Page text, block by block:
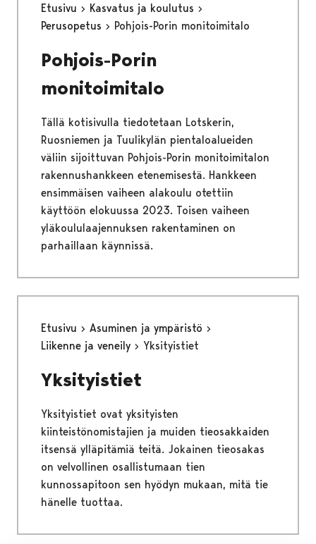
Etusivu
Kasvatus ja koulutus
Perusopetus
Pohjois-Porin monitoimitalo
Pohjois-Porin
monitoimitalo
Tällä kotisivulla tiedotetaan Lotskerin,
Ruosniemen ja Tuulikylän pientaloalueiden
väliin sijoittuvan Pohjois-Porin monitoimitalon
rakennushankkeen etenemisestä. Hankkeen
ensimmäisen vaiheen alakoulu otettiin
käyttöön elokuussa 2023. Toisen vaiheen
yläkoululaajennuksen rakentaminen on
parhaillaan käynnissä.
Etusivu
Asuminen ja ympäristö
Liikenne ja veneily
Yksityistiet
Yksityistiet
Yksityistiet ovat yksityisten
kiinteistönomistajien ja muiden tieosakkaiden
itsensä ylläpitämiä teitä. Jokainen tieosakas
on velvollinen osallistumaan tien
kunnossapitoon sen hyödyn mukaan, mitä tie
hänelle tuottaa.